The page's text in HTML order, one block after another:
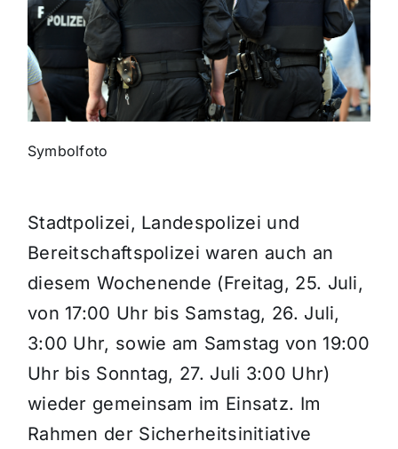
Gewinnspiele
Symbolfoto
Stadtpolizei, Landespolizei und
Bereitschaftspolizei waren auch an
diesem Wochenende (Freitag, 25. Juli,
von 17:00 Uhr bis Samstag, 26. Juli,
3:00 Uhr, sowie am Samstag von 19:00
Uhr bis Sonntag, 27. Juli 3:00 Uhr)
wieder gemeinsam im Einsatz. Im
Rahmen der Sicherheitsinitiative